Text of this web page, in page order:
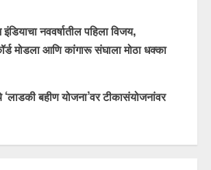
नववर्षातील पहिला विजय,
मोडला आणि कांगारू संघाला मोठा धक्का
बहीण योजना’वर टीकासंयोजनांवर